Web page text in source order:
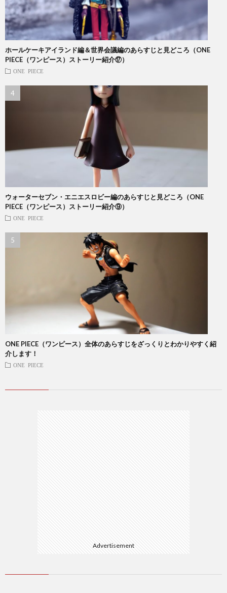
ホールケーキアイランド編＆世界会議編のあらすじと見どころ（ONE
PIECE（ワンピース）ストーリー紹介⑰）
ONE PIECE
ウォーターセブン・エニエスロビー編のあらすじと見どころ（ONE
PIECE（ワンピース）ストーリー紹介⑨）
ONE PIECE
ONE PIECE（ワンピース）全体のあらすじをざっくりとわかりやすく紹
介します！
ONE PIECE
Advertisement